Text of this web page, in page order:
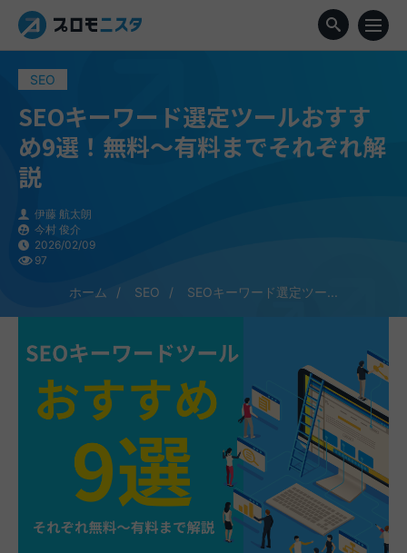
SEO
SEOキーワード選定ツールおすす
め9選！無料～有料までそれぞれ解
説
伊藤 航太朗
今村 俊介
2026/02/09
97
ホーム SEO SEOキーワード選定ツー...